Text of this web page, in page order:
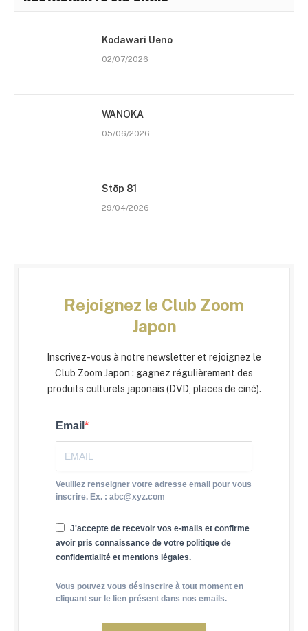
Kodawari Ueno
02/07/2026
WANOKA
05/06/2026
Stōp 81
29/04/2026
Rejoignez le Club Zoom
Japon
Inscrivez-vous à notre newsletter et rejoignez le
Club Zoom Japon : gagnez régulièrement des
produits culturels japonais (DVD, places de ciné).
Email
Veuillez renseigner votre adresse email pour vous
inscrire. Ex. : abc@xyz.com
J'accepte de recevoir vos e-mails et confirme
avoir pris connaissance de votre politique de
confidentialité et mentions légales.
Vous pouvez vous désinscrire à tout moment en
cliquant sur le lien présent dans nos emails.